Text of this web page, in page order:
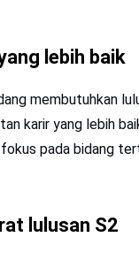
lebih baik
membutuhkan
karir yang lebih
pada bidang
lulusan S2